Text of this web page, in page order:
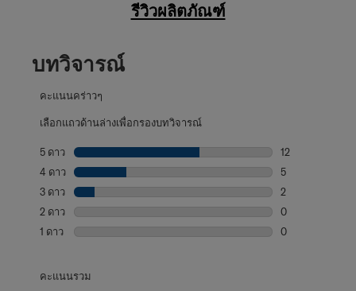
รีวิวผลิตภัณฑ์
บทวิจารณ์
คะแนนคร่าวๆ
เลือกแถวด้านล่างเพื่อกรองบทวิจารณ์
5 ดาว ดาว
12
บทวิจารณ์12 บท
4 ดาว ดาว
5
บทวิจารณ์5 บท
3 ดาว ดาว
2
บทวิจารณ์2 บทที่
2 ดาว ดาว
0
บทวิจารณ์0 บท
1 ดาว ดาว
0
คะแนนรวม